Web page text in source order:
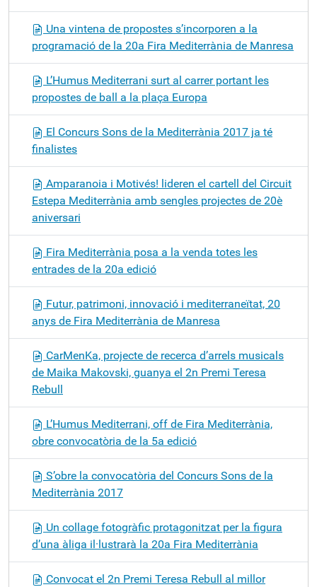
Una vintena de propostes s’incorporen a la
programació de la 20a Fira Mediterrània de Manresa
L’Humus Mediterrani surt al carrer portant les
propostes de ball a la plaça Europa
El Concurs Sons de la Mediterrània 2017 ja té
finalistes
Amparanoia i Motivés! lideren el cartell del Circuit
Estepa Mediterrània amb sengles projectes de 20è
aniversari
Fira Mediterrània posa a la venda totes les
entrades de la 20a edició
Futur, patrimoni, innovació i mediterraneïtat, 20
anys de Fira Mediterrània de Manresa
CarMenKa, projecte de recerca d’arrels musicals
de Maika Makovski, guanya el 2n Premi Teresa
Rebull
L’Humus Mediterrani, off de Fira Mediterrània,
obre convocatòria de la 5a edició
S’obre la convocatòria del Concurs Sons de la
Mediterrània 2017
Un collage fotogràfic protagonitzat per la figura
d’una àliga il·lustrarà la 20a Fira Mediterrània
Convocat el 2n Premi Teresa Rebull al millor